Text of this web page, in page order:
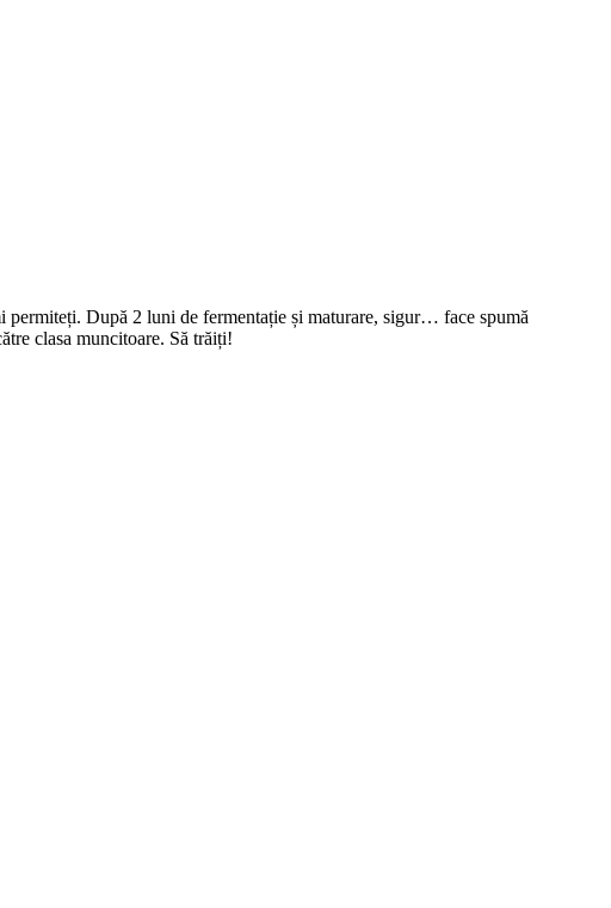
permiteți. După 2 luni de fermentație și maturare, sigur… face spumă
clasa muncitoare. Să trăiți!